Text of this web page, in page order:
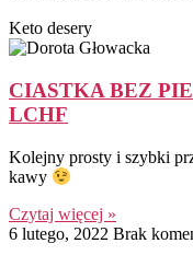
Keto desery
CIASTKA BEZ
LCHF
Kolejny prosty i szybki
kawy
Czytaj więcej »
6 lutego, 2022 Brak